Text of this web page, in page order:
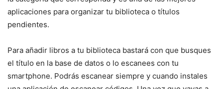
aplicaciones para organizar tu biblioteca o títulos
pendientes.
Para añadir libros a tu biblioteca bastará con que busques
el título en la base de datos o lo escanees con tu
smartphone. Podrás escanear siempre y cuando instales